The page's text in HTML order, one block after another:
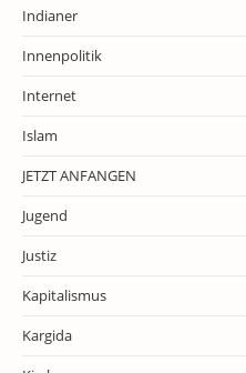
Indianer
Innenpolitik
Internet
Islam
JETZT ANFANGEN
Jugend
Justiz
Kapitalismus
Kargida